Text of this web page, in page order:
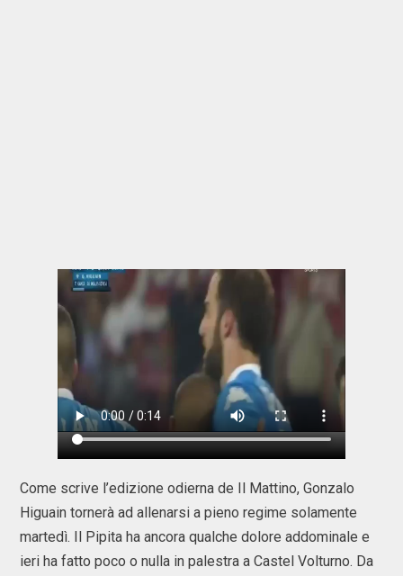
Come scrive l’edizione odierna de Il Mattino, Gonzalo
Higuain tornerà ad allenarsi a pieno regime solamente
martedì. Il Pipita ha ancora qualche dolore addominale e
ieri ha fatto poco o nulla in palestra a Castel Volturno. Da